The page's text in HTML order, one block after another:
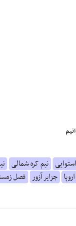
نیم کره شمالی
جزایر آزور فصل